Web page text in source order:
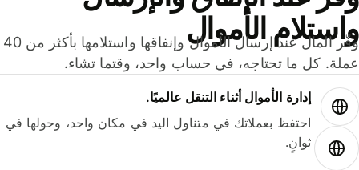
الأموال
وفّر المال عند إرسال الأموال وإنفاقها واستلامها بأكثر من 40
كل ما تحتاجه، في حساب واحد، وقتما تشاء.
إدارة الأموال أثناء التنقل عالميًا.
احتفظ بعملاتك في متناول اليد في مكان واحد، وحولها في
ثوانٍ.